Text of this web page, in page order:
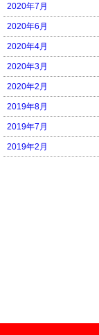
2020年7月
2020年6月
2020年4月
2020年3月
2020年2月
2019年8月
2019年7月
2019年2月